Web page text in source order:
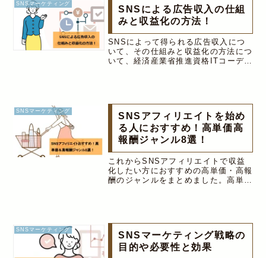
SNSマーケティング
SNSによる広告収入の仕組
みと収益化の方法！
SNSによって得られる広告収入につ
いて、その仕組みと収益化の方法につ
いて、経済産業省推進資格ITコーディ
SNSマーケティング
SNSアフィリエイトを始め
る人におすすめ！高単価高
報酬ジャンル8選！
これからSNSアフィリエイトで収益
化したい方におすすめの高単価・高報
酬のジャンルをまとめました。高単価
ど）,6.悩み（肌・頭皮トラブル
等）,7.趣味（ゴルフ・野球等）,8.エ
SNSマーケティング
SNSマーケティング戦略の
目的や必要性と効果